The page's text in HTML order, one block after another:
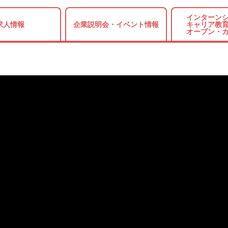
人情報 企業説明会・ イベント情報
インターン
キャリア教
オープン・